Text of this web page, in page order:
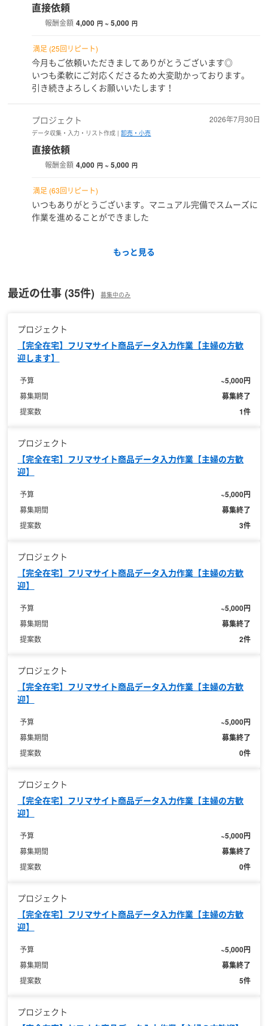
直接依頼
報酬金額 4,000 円 ~ 5,000 円
満足 (25回リピート)
今月もご依頼いただきましてありがとうございます◎
いつも柔軟にご対応くださるため大変助かっております。
引き続きよろしくお願いいたします！
プロジェクト
データ収集・入力・リスト作成 |卸売・小売
2026年7月30日
直接依頼
報酬金額 4,000 円 ~ 5,000 円
満足 (63回リピート)
いつもありがとうございます。マニュアル完備でスムーズに
作業を進めることができました
もっと見る
最近の仕事 (35件) 募集中のみ
プロジェクト
【完全在宅】フリマサイト商品データ入力作業【主婦の方歓
迎します】
予算 ~5,000円
募集期間 募集終了
提案数 1件
プロジェクト
【完全在宅】フリマサイト商品データ入力作業【主婦の方歓
迎】
予算 ~5,000円
募集期間 募集終了
提案数 3件
プロジェクト
【完全在宅】フリマサイト商品データ入力作業【主婦の方歓
迎】
予算 ~5,000円
募集期間 募集終了
提案数 2件
プロジェクト
【完全在宅】フリマサイト商品データ入力作業【主婦の方歓
迎】
予算 ~5,000円
募集期間 募集終了
提案数 0件
プロジェクト
【完全在宅】フリマサイト商品データ入力作業【主婦の方歓
迎】
予算 ~5,000円
募集期間 募集終了
提案数 0件
プロジェクト
【完全在宅】フリマサイト商品データ入力作業【主婦の方歓
迎】
予算 ~5,000円
募集期間 募集終了
提案数 5件
プロジェクト